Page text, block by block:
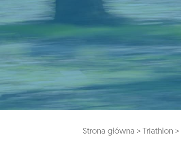
Strona główna > Triathlon >